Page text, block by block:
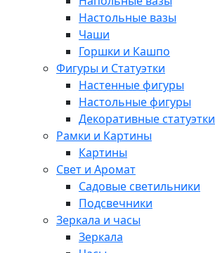
Настольные вазы
Чаши
Горшки и Кашпо
Фигуры и Статуэтки
Настенные фигуры
Настольные фигуры
Декоративные статуэтки
Рамки и Картины
Картины
Свет и Аромат
Садовые светильники
Подсвечники
Зеркала и часы
Зеркала